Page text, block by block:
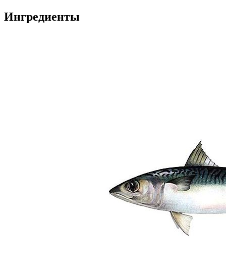
Ингредиенты